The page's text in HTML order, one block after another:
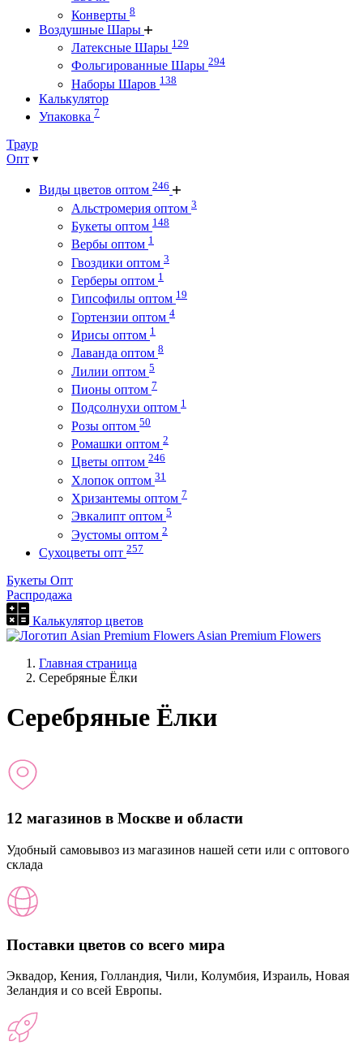
Конверты 8
Воздушные Шары
Латексные Шары 129
Фольгированные Шары 294
Наборы Шаров 138
Калькулятор
Упаковка 7
Траур
Опт
Виды цветов оптом 246
Альстромерия оптом 3
Букеты оптом 148
Вербы оптом 1
Гвоздики оптом 3
Герберы оптом 1
Гипсофилы оптом 19
Гортензии оптом 4
Ирисы оптом 1
Лаванда оптом 8
Лилии оптом 5
Пионы оптом 7
Подсолнухи оптом 1
Розы оптом 50
Ромашки оптом 2
Цветы оптом 246
Хлопок оптом 31
Хризантемы оптом 7
Эвкалипт оптом 5
Эустомы оптом 2
Сухоцветы опт 257
Букеты Опт
Распродажа
Калькулятор цветов
Asian Premium Flowers
Главная страница
Серебряные Ёлки
Серебряные Ёлки
12 магазинов в Москве и области
Удобный самовывоз из магазинов нашей сети или с оптового
склада
Поставки цветов со всего мира
Эквадор, Кения, Голландия, Чили, Колумбия, Израиль, Новая
Зеландия и со всей Европы.